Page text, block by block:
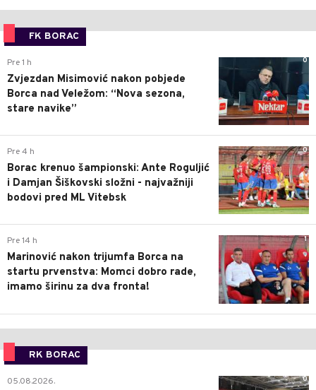
FK BORAC
0
Pre 1 h
Zvjezdan Misimović nakon pobjede
Borca nad Veležom: “Nova sezona,
stare navike”
0
Pre 4 h
Borac krenuo šampionski: Ante Roguljić
i Damjan Šiškovski složni - najvažniji
bodovi pred ML Vitebsk
1
Pre 14 h
Marinović nakon trijumfa Borca na
startu prvenstva: Momci dobro rade,
imamo širinu za dva fronta!
RK BORAC
0
05.08.2026.